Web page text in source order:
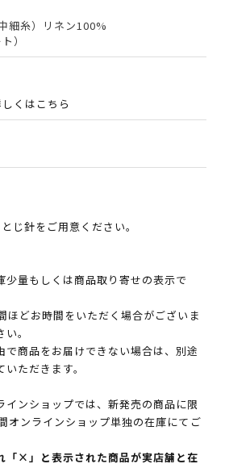
細糸）リネン100%
）
くはこちら
じ針をご用意ください。
量もしくは商品取り寄せの表示で
ほどお時間をいただく場合がございま
。
で商品をお届けできない場合は、別途
ただきます。
インショップでは、新発売の商品に限
オンラインショップ単独の在庫にてご
「×」と表示された商品が実店舗と在